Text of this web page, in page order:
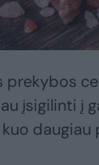
prekybos
įsigilinti į